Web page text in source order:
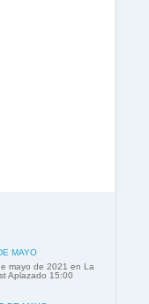
MAYO
mayo de 2021 en La
Aplazado 15:00